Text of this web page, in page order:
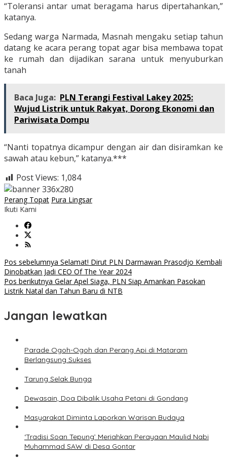
“Toleransi antar umat beragama harus dipertahankan,”
katanya.
Sedang warga Narmada, Masnah mengaku setiap tahun
datang ke acara perang topat agar bisa membawa topat
ke rumah dan dijadikan sarana untuk menyuburkan
tanah
Baca Juga: PLN Terangi Festival Lakey 2025:
Wujud Listrik untuk Rakyat, Dorong Ekonomi dan
Pariwisata Dompu
“Nanti topatnya dicampur dengan air dan disiramkan ke
sawah atau kebun,” katanya.***
Post Views: 1,084
Perang Topat Pura Lingsar
Ikuti Kami
Navigasi
pos
Pos sebelumnya Selamat! Dirut PLN Darmawan Prasodjo Kembali
Dinobatkan Jadi CEO Of The Year 2024
Pos berikutnya Gelar Apel Siaga, PLN Siap Amankan Pasokan
Listrik Natal dan Tahun Baru di NTB
Jangan lewatkan
Parade Ogoh-Ogoh dan Perang Api di Mataram
Berlangsung Sukses
Tarung Selak Bunga
Dewasain, Doa Dibalik Usaha Petani di Gondang
Masyarakat Diminta Laporkan Warisan Budaya
‘Tradisi Soan Tepung’ Meriahkan Perayaan Maulid Nabi
Muhammad SAW di Desa Gontar